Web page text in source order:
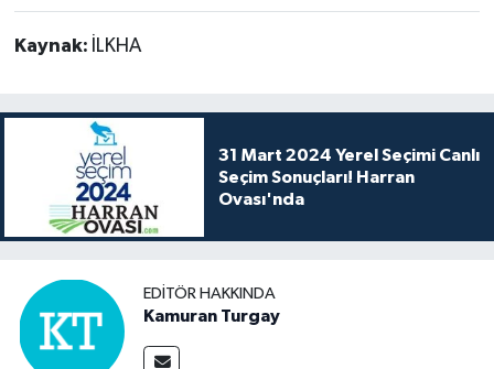
Kaynak: İLKHA
31 Mart 2024 Yerel Seçimi Canlı
Seçim Sonuçları! Harran
Ovası'nda
EDITÖR HAKKINDA
Kamuran Turgay